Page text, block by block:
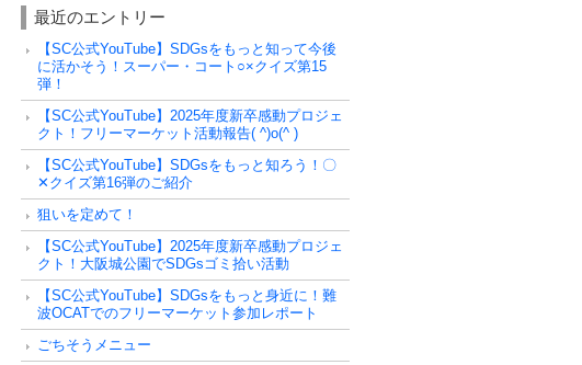
最近のエントリー
【SC公式YouTube】SDGsをもっと知って今後
に活かそう！スーパー・コート○×クイズ第15
弾！
【SC公式YouTube】2025年度新卒感動プロジェ
クト！フリーマーケット活動報告( ^)o(^ )
【SC公式YouTube】SDGsをもっと知ろう！〇
✕クイズ第16弾のご紹介
狙いを定めて！
【SC公式YouTube】2025年度新卒感動プロジェ
クト！大阪城公園でSDGsゴミ拾い活動
【SC公式YouTube】SDGsをもっと身近に！難
波OCATでのフリーマーケット参加レポート
ごちそうメニュー